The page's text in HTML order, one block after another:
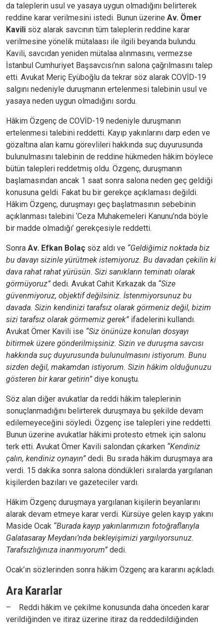
da taleplerin usul ve yasaya uygun olmadığını belirterek
reddine karar verilmesini istedi. Bunun üzerine Av. Ömer
Kavili söz alarak savcının tüm taleplerin reddine karar
verilmesine yönelik mütalaası ile ilgili beyanda bulundu.
Kavili, savcıdan yeniden mütalaa alınmasını, vermezse
İstanbul Cumhuriyet Başsavcısı’nın salona çağrılmasını talep
etti. Avukat Meriç Eyüboğlu da tekrar söz alarak COVİD-19
salgını nedeniyle duruşmanın ertelenmesi talebinin usul ve
yasaya neden uygun olmadığını sordu.
Hâkim Özgenç de COVİD-19 nedeniyle duruşmanın
ertelenmesi talebini reddetti. Kayıp yakınlarını darp eden ve
gözaltına alan kamu görevlileri hakkında suç duyurusunda
bulunulmasını talebinin de reddine hükmeden hâkim böylece
bütün talepleri reddetmiş oldu. Özgenç, duruşmanın
başlamasından ancak 1 saat sonra salona neden geç geldiği
konusuna geldi. Fakat bu bir gerekçe açıklaması değildi.
Hâkim Özgenç, duruşmayı geç başlatmasının sebebinin
açıklanması talebini ‘Ceza Muhakemeleri Kanunu’nda böyle
bir madde olmadığı’ gerekçesiyle reddetti.
Sonra Av. Efkan Bolaç söz aldı ve “Geldiğimiz noktada biz
bu davayı sizinle yürütmek istemiyoruz. Bu davadan çekilin ki
dava rahat rahat yürüsün. Sizi sanıkların teminatı olarak
görmüyoruz” dedi. Avukat Cahit Kırkazak da “Size
güvenmiyoruz, objektif değilsiniz. İstenmiyorsunuz bu
davada. Sizin kendinizi tarafsız olarak görmeniz değil, bizim
sizi tarafsız olarak görmemiz gerek” ifadelerini kullandı.
Avukat Ömer Kavili ise “Siz önünüze konulan dosyayı
bitirmek üzere gönderilmişsiniz. Sizin ve duruşma savcısı
hakkında suç duyurusunda bulunulmasını istiyorum. Bunu
sizden değil, makamdan istiyorum. Sizin hâkim olduğunuzu
gösteren bir karar getirin” diye konuştu.
Söz alan diğer avukatlar da reddi hâkim taleplerinin
sonuçlanmadığını belirterek duruşmaya bu şekilde devam
edilemeyeceğini söyledi. Özgenç ise talepleri yine reddetti.
Bunun üzerine avukatlar hâkimi protesto etmek için salonu
terk etti. Avukat Ömer Kavili salondan çıkarken “Kendiniz
çalın, kendiniz oynayın” dedi. Bu sırada hâkim duruşmaya ara
verdi. 15 dakika sonra salona döndükleri sıralarda yargılanan
kişilerden bazıları ve gazeteciler vardı.
Hâkim Özgenç duruşmaya yargılanan kişilerin beyanlarını
alarak devam etmeye karar verdi. Kürsüye gelen kayıp yakını
Maside Ocak “Burada kayıp yakınlarımızın fotoğraflarıyla
Galatasaray Meydanı’nda bekleyişimizi yargılıyorsunuz.
Tarafsızlığınıza inanmıyorum” dedi.
Ocak’ın sözlerinden sonra hâkim Özgenç ara kararını açıkladı.
Ara Kararlar
– Reddi hâkim ve çekilme konusunda daha önceden karar
verildiğinden ve itiraz üzerine itiraz da reddedildiğinden